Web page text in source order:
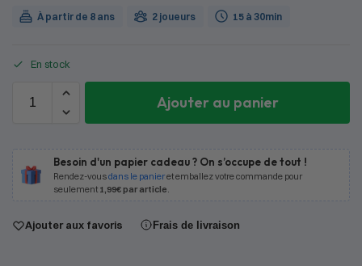
À partir de 8 ans 2 joueurs 15 à 30min
En stock
Ajouter au panier
Besoin d'un papier cadeau ? On s’occupe de tout !
Rendez-vousdans le panieret emballez votre commande pour
seulement 1,99€ par article.
Ajouter aux favoris Frais de livraison